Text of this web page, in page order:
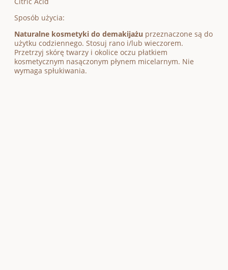
Sposób użycia:
Naturalne kosmetyki do demakijażu przeznaczone są do
użytku codziennego. Stosuj rano i/lub wieczorem.
Przetrzyj skórę twarzy i okolice oczu płatkiem
kosmetycznym nasączonym płynem micelarnym. Nie
wymaga spłukiwania.